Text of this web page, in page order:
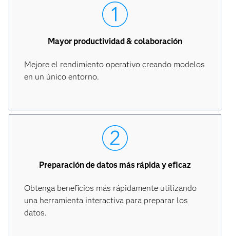
Mayor productividad & colaboración
Mejore el rendimiento operativo creando modelos
en un único entorno.
Preparación de datos más rápida y eficaz
Obtenga beneficios más rápidamente utilizando
una herramienta interactiva para preparar los
datos.